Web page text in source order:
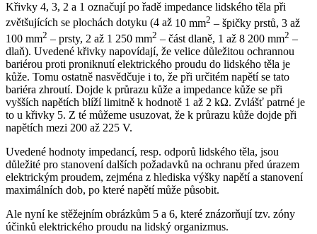
Křivky 4, 3, 2 a 1 označují po řadě impedance lidského těla při
zvětšujících se plochách dotyku (4 až 10 mm2 – špičky prstů, 3 až
100 mm2 – prsty, 2 až 1 250 mm2 – část dlaně, 1 až 8 200 mm2 –
dlaň). Uvedené křivky napovídají, že velice důležitou ochrannou
bariérou proti proniknutí elektrického proudu do lidského těla je
kůže. Tomu ostatně nasvědčuje i to, že při určitém napětí se tato
bariéra zhroutí. Dojde k průrazu kůže a impedance kůže se při
vyšších napětích blíží limitně k hodnotě 1 až 2 kΩ. Zvlášť patrné je
to u křivky 5. Z té můžeme usuzovat, že k průrazu kůže dojde při
napětích mezi 200 až 225 V.
Uvedené hodnoty impedancí, resp. odporů lidského těla, jsou
důležité pro stanovení dalších požadavků na ochranu před úrazem
elektrickým proudem, zejména z hlediska výšky napětí a stanovení
maximálních dob, po které napětí může působit.
Ale nyní ke stěžejním obrázkům 5 a 6, které znázorňují tzv. zóny
účinků elektrického proudu na lidský organizmus.